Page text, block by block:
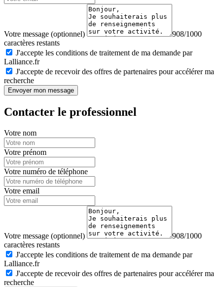
Votre message (optionnel)
908/1000
caractères restants
J'accepte les conditions de traitement de ma demande par
Lalliance.fr
J'accepte de recevoir des offres de partenaires pour accélérer ma
recherche
Envoyer mon message
Contacter le professionnel
Votre nom
Votre prénom
Votre numéro de téléphone
Votre email
Votre message (optionnel)
908/1000
caractères restants
J'accepte les conditions de traitement de ma demande par
Lalliance.fr
J'accepte de recevoir des offres de partenaires pour accélérer ma
recherche